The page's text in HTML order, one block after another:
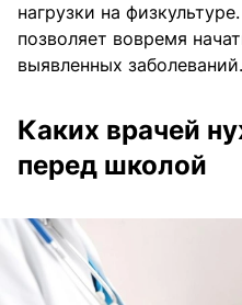
нагрузки на
позволяет вовремя
выявленных заболеваний.
Каких врачей
перед школой